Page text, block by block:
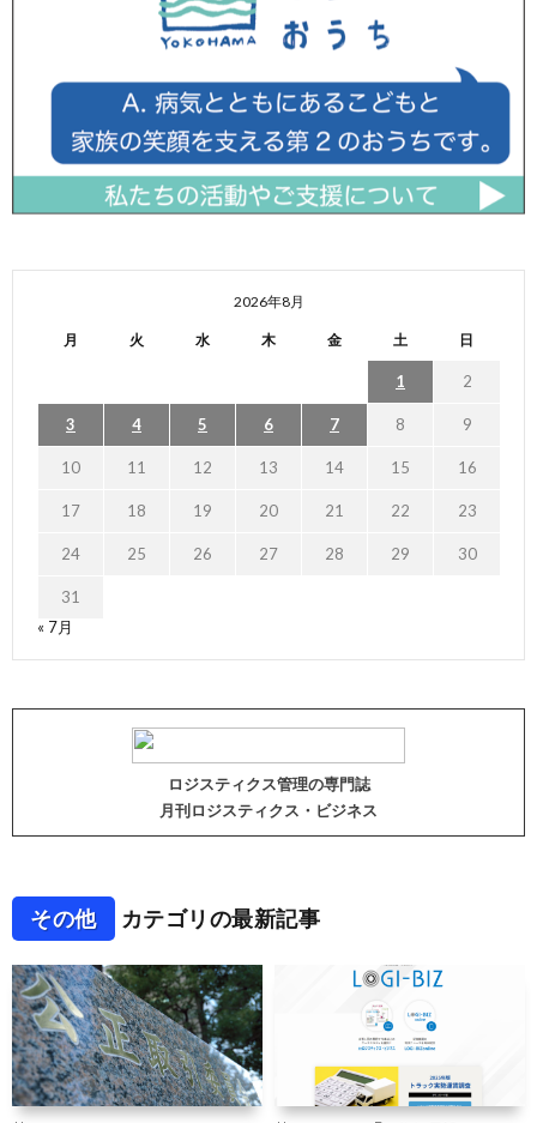
2026年8月
月 火 水 木 金 土 日
1 2
3 4 5 6 7 8 9
10 11 12 13 14 15 16
17 18 19 20 21 22 23
24 25 26 27 28 29 30
31
« 7月
ロジスティクス管理の専門誌
月刊ロジスティクス・ビジネス
その他 カテゴリの最新記事